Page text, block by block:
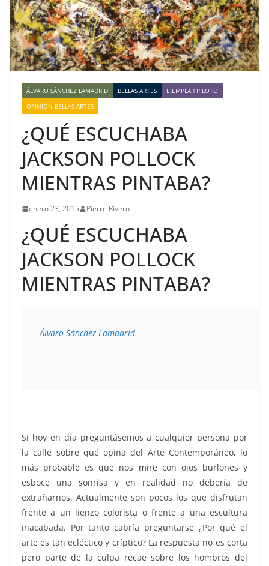
ÁLVARO SÁNCHEZ LAMADRID BELLAS ARTES
EJEMPLAR PILOTO
OPINIÓN BELLAS ARTES
¿QUÉ ESCUCHABA
JACKSON POLLOCK
MIENTRAS PINTABA?
enero 23, 2015 Pierre Rivero
¿QUÉ ESCUCHABA
JACKSON POLLOCK
MIENTRAS PINTABA?
Álvaro Sánchez Lamadrid
Si hoy en día preguntásemos a cualquier persona por
la calle sobre qué opina del Arte Contemporáneo, lo
más probable es que nos mire con ojos burlones y
esboce una sonrisa y en realidad no debería de
extrañarnos. Actualmente son pocos los que disfrutan
frente a un lienzo colorista o frente a una escultura
inacabada. Por tanto cabría preguntarse ¿Por qué el
arte es tan ecléctico y críptico? La respuesta no es corta
pero parte de la culpa recae sobre los hombros del